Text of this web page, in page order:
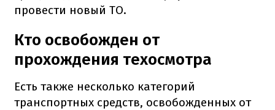
провести новый ТО.
Кто освобожден от
прохождения техосмотра
Есть также несколько категорий
транспортных средств, освобожденных от